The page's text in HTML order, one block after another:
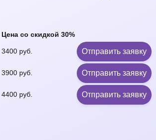
Цена со скидкой 30%
3400 руб. Отправить заявку
3900 руб. Отправить заявку
4400 руб. Отправить заявку